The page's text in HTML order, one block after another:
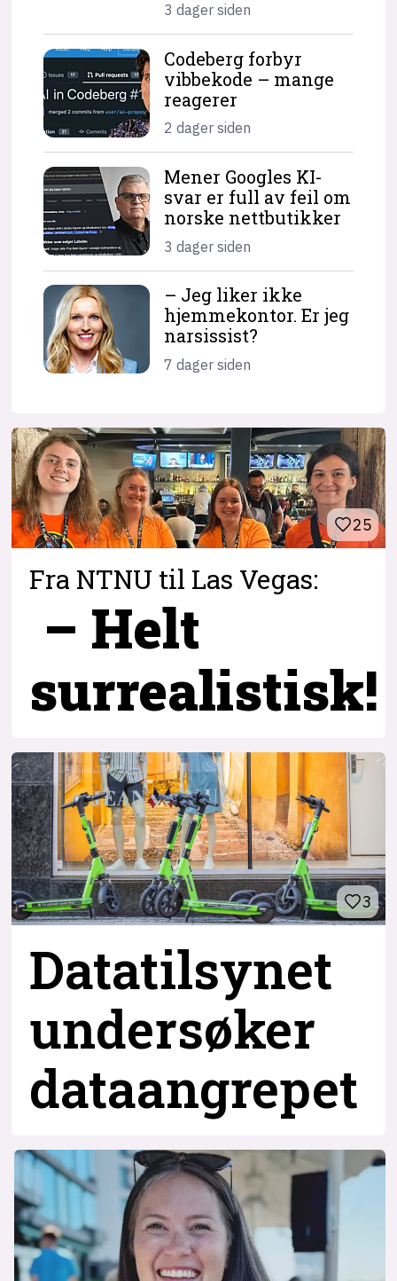
3 dager siden
Codeberg forbyr
vibbekode – mange
reagerer
2 dager siden
Mener Googles KI-
svar er full av feil om
norske nettbutikker
3 dager siden
– Jeg liker ikke
hjemme­kontor. Er jeg
narsissist?
7 dager siden
25
Fra NTNU til Las Vegas:
– Helt
surrealistisk!
3
Datatilsynet
undersøker
dataangrepet